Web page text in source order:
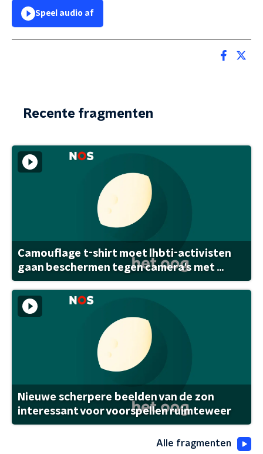
Speel audio af
Recente fragmenten
Camouflage t-shirt moet lhbti-activisten
gaan beschermen tegen camera's met ...
Nieuwe scherpere beelden van de zon
interessant voor voorspellen ruimteweer
Alle fragmenten